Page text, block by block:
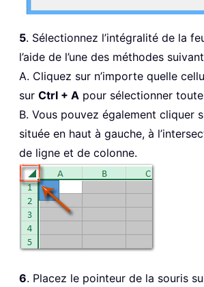
5. Sélectionnez l’intégralité de la
l’aide de l’une des méthodes
A. Cliquez sur n’importe quelle
sur Ctrl + A pour sélectionner
B. Vous pouvez également cliquer
située en haut à gauche, à
de ligne et de colonne.
6. Placez le pointeur de la souris